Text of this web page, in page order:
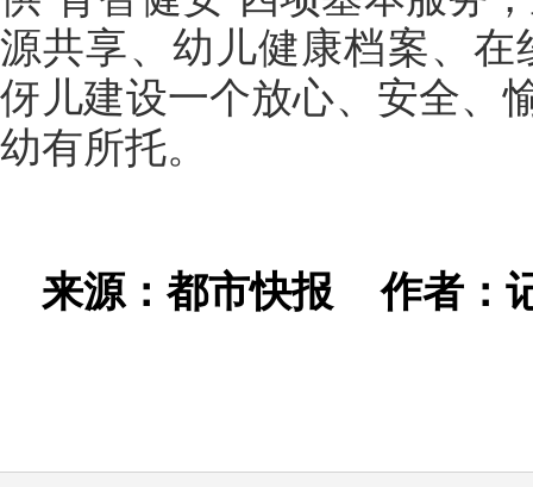
源共享、幼儿健康档案、在
伢儿建设一个放心、安全、
幼有所托。
来源：都市快报作者：